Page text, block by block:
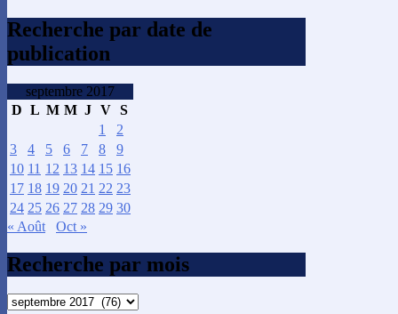
Recherche par date de
publication
septembre 2017
D L M M J V S
1
2
3
4 5 6 7 8
9
10 11 12 13 14 15 16
17 18 19 20 21 22 23
24 25 26 27 28 29 30
« Août
Oct »
Recherche par mois
Recherche